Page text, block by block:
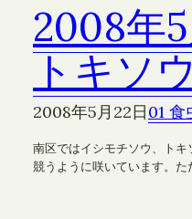
2008年
トキソ
2008年5月22日01 食
南区ではイシモチソウ、ト
競うように咲いています。